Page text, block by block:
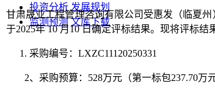
投资分析 发展规划
监测预测 文库下载
甘肃晟业工程管理咨询有限公司 受惠发（临夏州
于2025年 10 月10 日确定评标结果。现将评标结
采购编号： LXZC11120250331
2、采购预算： 528万元（第一标包237.70万